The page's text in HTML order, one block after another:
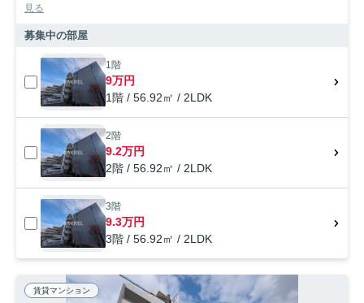
見る
募集中の部屋
1階
9万円
1階 / 56.92㎡ / 2LDK
2階
9.2万円
2階 / 56.92㎡ / 2LDK
3階
9.3万円
3階 / 56.92㎡ / 2LDK
賃貸マンション